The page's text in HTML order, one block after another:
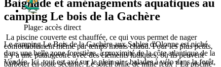
Baignade et aménagements aquatiques au
camping Le bois de la Gachère
La piscine couverte est chauffée, ce qui vous permet de nager
confortablement même par temps moins chaud. Pour les plus petits,
il y a une pataugeoire avec des éléments ludiques, où ils peuvent
barboter en toute sécurité. Le soleil brille de mille feux ? La piscine
Plage: accès direct
Le camping Le Bois de la Gachère aux Sables d'Olonne est niché
dans une belle zone forestière, à proximité de la côte atlantique de la
Vendée. Ici, tout est axé sur le plein air : balades à vélo dans la forêt,